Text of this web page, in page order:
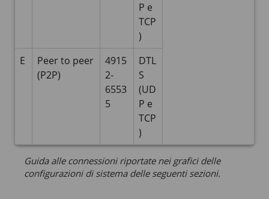
Guida alle connessioni riportate nei grafici delle
configurazioni di sistema delle seguenti sezioni.
P e
TCP
)
E
Peer to peer
(P2P)
4915
2-
6553
5
DTL
S
(UD
P e
TCP
)